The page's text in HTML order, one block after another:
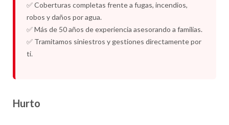
✅ Coberturas completas frente a fugas, incendios,
robos y daños por agua.
✅ Más de 50 años de experiencia asesorando a familias.
✅ Tramitamos siniestros y gestiones directamente por
ti.
Hurto